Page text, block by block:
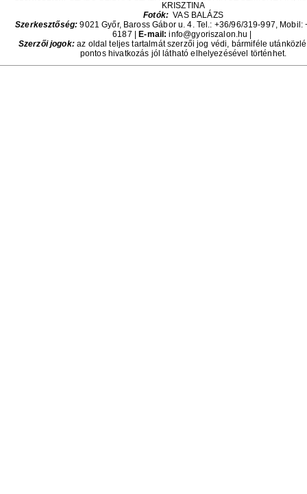
KRISZTINA
Fotók: VAS BALÁZS
Szerkesztőség: 9021 Győr, Baross Gábor u. 4. Tel.: +36/96/319-997, Mobil:
6187
E-mail: info@gyoriszalon.hu |
Szerzői jogok:az oldal teljes tartalmát szerzői jog védi, bármiféle
pontos hivatkozás jól látható elhelyezésével történhet.